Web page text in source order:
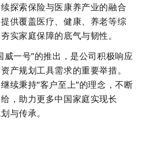
探索保险与医康养产业的融合
供覆盖医疗、健康、养老等综
实家庭保障的底气与韧性。
威一号”的推出，是公司积极响应
产规划工具需求的重要举措。
续秉持“客户至上”的理念，不断
，助力更多中国家庭实现长
与传承。